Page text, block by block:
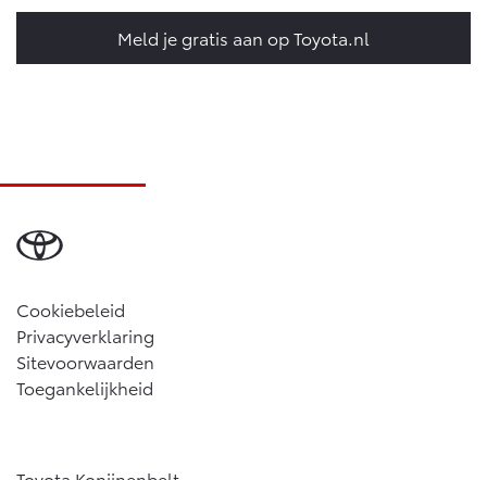
Meld je gratis aan op Toyota.nl
Cookiebeleid
Privacyverklaring
Sitevoorwaarden
Toegankelijkheid